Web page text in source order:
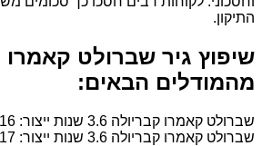
התיקון.
שיפוץ גיר שברולט קאמרו
מהמודלים הבאים:
שברולט קאמרו קבריולה 3.6 שנות ייצור: 2016
שברולט קאמרו קבריולה 3.6 שנות ייצור: 2017, 2018, 2019